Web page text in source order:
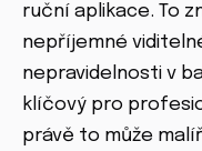
ruční aplikace. To
nepříjemné
nepravidelnosti v
klíčový pro
právě to může